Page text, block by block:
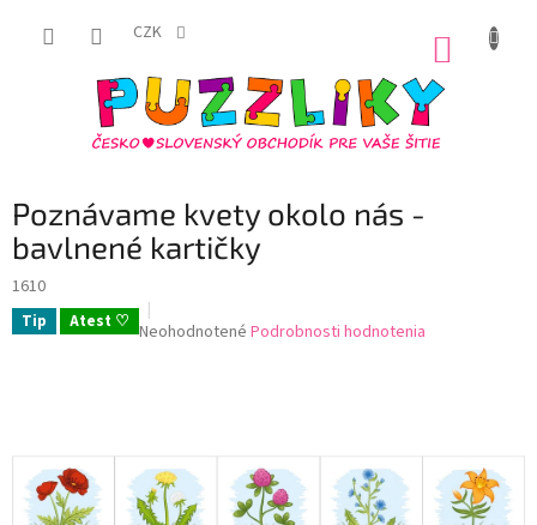
CZK
Poznávame kvety okolo nás -
bavlnené kartičky
1610
Tip Atest ♡ Priemerné
5
hviezdičiek.
Neohodnotené Podrobnosti hodnotenia